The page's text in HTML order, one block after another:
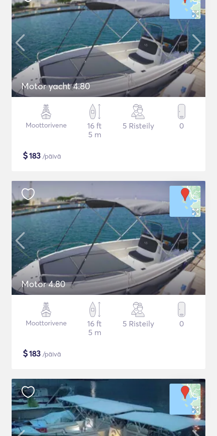
Motor yacht 4.80
Moottorivene
16 ft
5 m
5 Risteily 0
$183 /päivä
Motor 4.80
Moottorivene
16 ft
5 m
5 Risteily 0
$183 /päivä